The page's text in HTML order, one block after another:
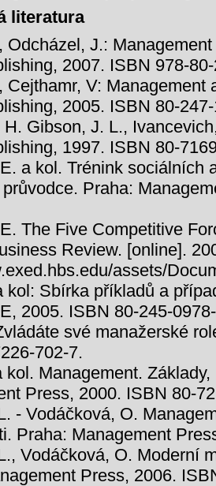
literatura
Odcházel, J.:
2007. ISBN 978-
Cejthamr, V:
2005. ISBN 80-
H. Gibson, J. L.,
1997. ISBN 80-
a kol. Trénink sociálních
Praha:
The Five Competitive
Review. [online].
assets/
kol: Sbírka příkladů a
2005. ISBN 80-245-
své manažerské
702-7.
kol. Management.
Press, 2000. ISBN 80-
- Vodáčková, O.
Praha: Management
Vodáčková, O. Moderní
Press, 2006.